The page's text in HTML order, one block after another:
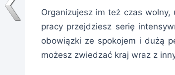
Organizujesz im też czas
pracy przejdziesz serię
obowiązki ze spokojem i dużą
możesz zwiedzać kraj wraz z